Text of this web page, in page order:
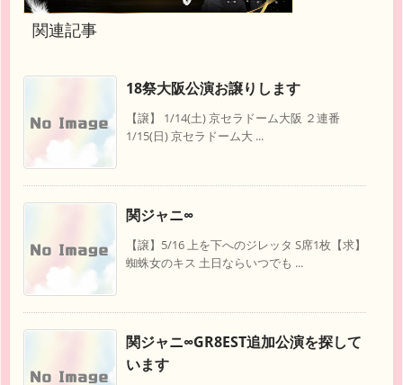
関連記事
18祭大阪公演お譲りします
【譲】 1/14(土) 京セラドーム大阪 ２連番
1/15(日) 京セラドーム大 ...
関ジャニ∞
【譲】5/16 上を下へのジレッタ S席1枚【求】
蜘蛛女のキス 土日ならいつでも ...
関ジャニ∞GR8EST追加公演を探して
います